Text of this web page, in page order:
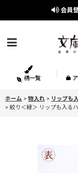
会員
柄一覧
ホーム > 物入れ > リップも
> 絞り＜緑＞ リップも入る